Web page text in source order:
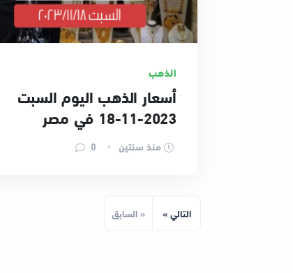
الذهب
أسعار الذهب اليوم السبت
2023-11-18 في مصر
منذ سنتين
« السابق التالي »